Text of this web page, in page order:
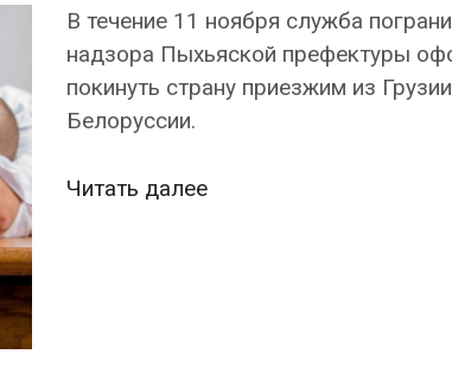
В течение 11 ноября служба
надзора Пыхьяской префектуры
покинуть страну приезжим из
Белоруссии.
Читать далееИз